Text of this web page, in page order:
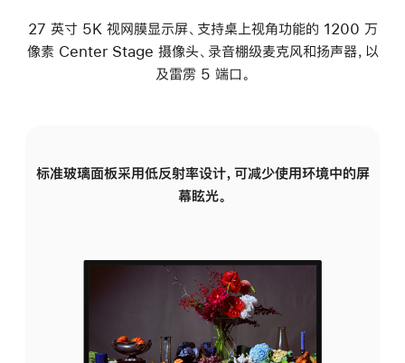
27 英寸 5K 视网膜显示屏、支持桌上视角功能的 1200 万
像素 Center Stage 摄像头、录音棚级麦克风和扬声器，以
及雷雳 5 端口。
标准玻璃面板采用低反射率设计，可减少使用环境中的屏
幕眩光。